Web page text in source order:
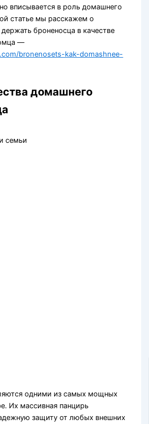
вписывается в роль домашнего
статье мы расскажем о
броненосца в качестве
—
bronenosets-kak-domashnee-
домашнего
семьи
одними из самых мощных
Их массивная панцирь
защиту от любых внешних